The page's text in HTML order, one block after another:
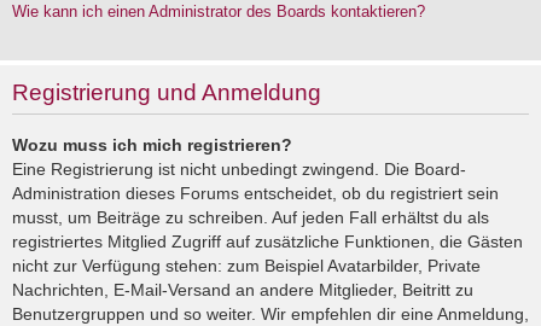
Wie kann ich einen Administrator des Boards kontaktieren?
Registrierung und Anmeldung
Wozu muss ich mich registrieren?
Eine Registrierung ist nicht unbedingt zwingend. Die Board-
Administration dieses Forums entscheidet, ob du registriert sein
musst, um Beiträge zu schreiben. Auf jeden Fall erhältst du als
registriertes Mitglied Zugriff auf zusätzliche Funktionen, die Gästen
nicht zur Verfügung stehen: zum Beispiel Avatarbilder, Private
Nachrichten, E-Mail-Versand an andere Mitglieder, Beitritt zu
Benutzergruppen und so weiter. Wir empfehlen dir eine Anmeldung,